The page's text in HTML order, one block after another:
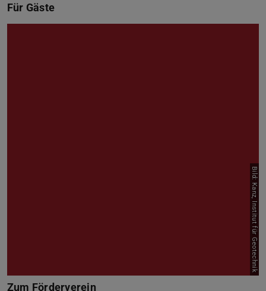
Für Gäste
Zum Förderverein
Bild: Kanz, Institut für Geotechnik